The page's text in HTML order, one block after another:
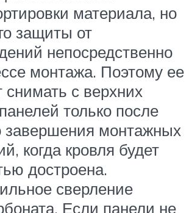
материала, но
защиты от
непосредственно
монтажа. Поэтому ее
снимать с верхних
только после
завершения монтажных
когда кровля будет
достроена.
сверление
Если панели не